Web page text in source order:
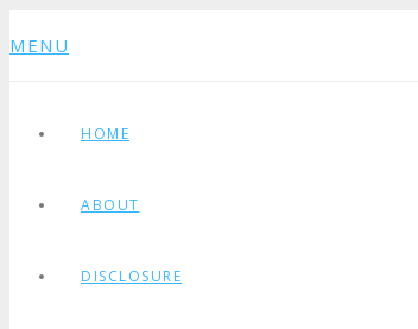
MENU
HOME
ABOUT
DISCLOSURE